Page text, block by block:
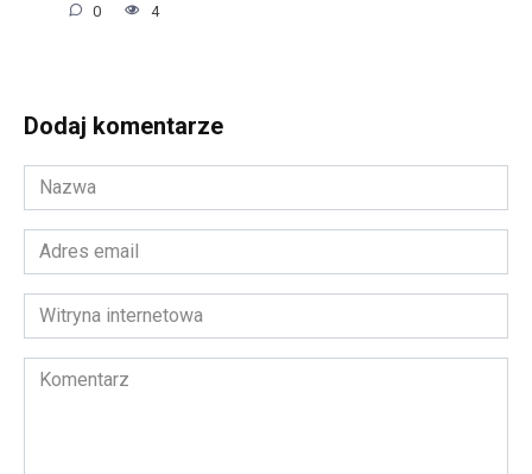
0 4
Dodaj komentarze
Nazwa
*
Adres
email
*Witryna
internetowa
Komentarz